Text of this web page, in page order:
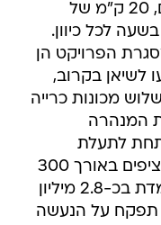
במסגרת התכנית יוקמו 10 גשרים, 20 ק"מ של
לכל כיוון.
הפרויקט הן
לשיאן בקרוב,
מכונות כרייה
המנהרה
לתעלת
למאנש", כך משרד התחבורה. רציפים באורך 300
מטרים יקלטו כמות נסיעות שנאמדת בכ-2.8 מיליון
תפקח על הנעשה